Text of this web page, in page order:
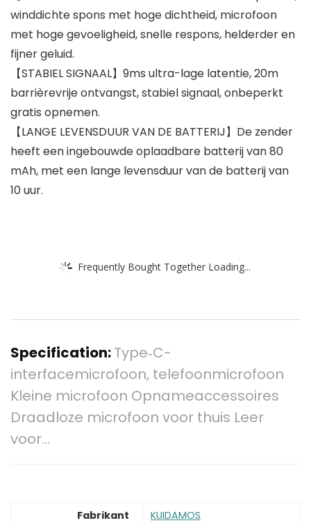
winddichte spons met hoge dichtheid, microfoon
met hoge gevoeligheid, snelle respons, helderder en
fijner geluid.
【STABIEL SIGNAAL】9ms ultra-lage latentie, 20m
barrièrevrije ontvangst, stabiel signaal, onbeperkt
gratis opnemen.
【LANGE LEVENSDUUR VAN DE BATTERIJ】De zender
heeft een ingebouwde oplaadbare batterij van 80
mAh, met een lange levensduur van de batterij van
10 uur.
Frequently Bought Together Loading...
Specification:Type‑C-
interfacemicrofoon, telefoonmicrofoon
Kleine microfoon Opnameaccessoires
Draadloze microfoon voor thuis Leer
voor…
Fabrikant
‎KUIDAMOS